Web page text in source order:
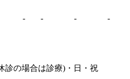
- - - -
診の場合は診療)・日・祝